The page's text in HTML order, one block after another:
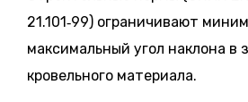
21.101‑99) ограничивают
максимальный угол наклона в
кровельного материала.